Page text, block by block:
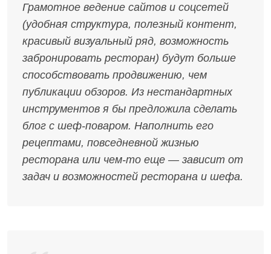
Грамотное ведение сайтов и соцсетей
(удобная структура, полезный контент,
красивый визуальный ряд, возможность
забронировать ресторан) будут больше
способствовать продвижению, чем
публикации обзоров. Из нестандартных
инструментов я бы предложила сделать
блог с шеф-поваром. Наполнить его
рецептами, повседневной жизнью
ресторана или чем-то еще — зависит от
задач и возможностей ресторана и шефа.